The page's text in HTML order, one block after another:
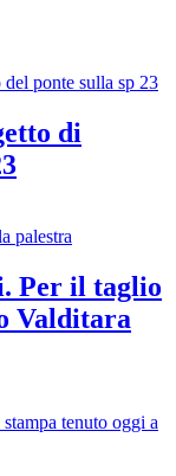
di
Per il taglio
Valditara